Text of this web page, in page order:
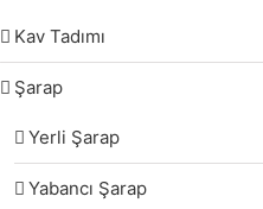
Kav Tadımı
Şarap
Yerli Şarap
Yabancı Şarap